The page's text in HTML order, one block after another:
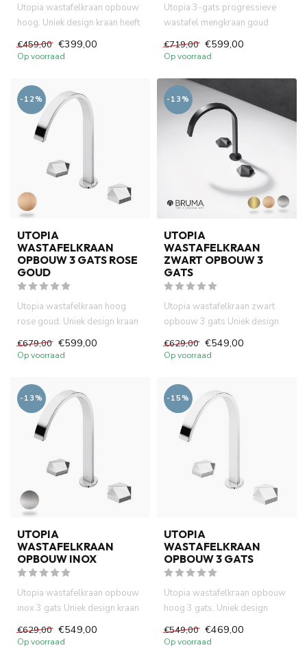
Utopia wastafelkraan opbouw
hoog. Uniek design kraan heeft
€459,00 €399,00
Op voorraad
Utopia 3-gats progressieve
wastafel mengkraan goud
€719,00 €599,00
Op voorraad
-12%
UTOPIA
WASTAFELKRAAN
OPBOUW 3 GATS ROSE
GOUD
Utopia wastafelkraan hoog
rose goud. Uniek design kraan
€679,00 €599,00
Op voorraad
-13%
UTOPIA
WASTAFELKRAAN
ZWART OPBOUW 3
GATS
Utopia wastafelkraan zwart
opbouw 3 gats Uniek design
€629,00 €549,00
Op voorraad
-13%
UTOPIA
WASTAFELKRAAN
OPBOUW INOX
Utopia wastafelkraan opbouw
inox 3 gats Uniek design kraan
€629,00 €549,00
Op voorraad
-15%
UTOPIA
WASTAFELKRAAN
OPBOUW 3 GATS
Utopia wastafelkraan opbouw
hoog 3 gats. Uniek design
€549,00 €469,00
Op voorraad